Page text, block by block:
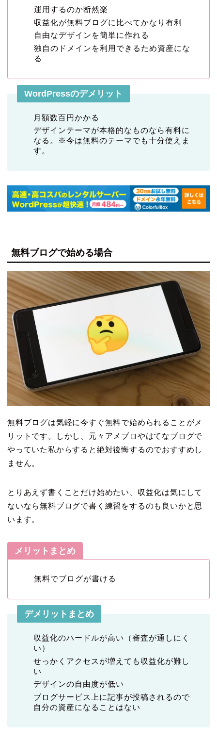
運用するのか断然楽
収益化が無料ブログに比べてかなり有利
自由なデザインを簡単に作れる
独自のドメインを利用できるため資産にな
る
WordPressのデメリット
月額数百円かかる
デザインテーマが本格的なものなら有料に
なる。※今は無料のテーマでも十分使えま
す。
無料ブログで始める場合
無料ブログは気軽に今すぐ無料で始められることがメ
リットです。しかし、元々アメブロやはてなブログで
やっていた私からすると絶対後悔するのでおすすめし
ません。
とりあえず書くことだけ始めたい、収益化は気にして
ないなら無料ブログで書く練習をするのも良いかと思
います。
メリットまとめ
無料でブログが書ける
デメリットまとめ
収益化のハードルが高い（審査が通しにく
い）
せっかくアクセスが増えても収益化が難し
い
デザインの自由度が低い
ブログサービス上に記事が投稿されるので
自分の資産になることはない